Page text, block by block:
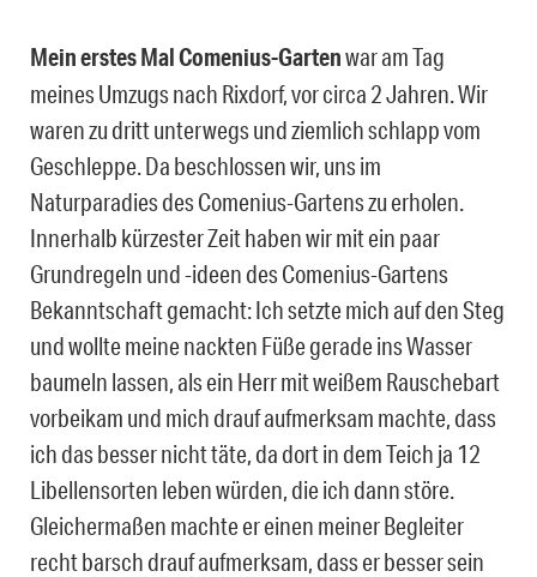
Mein erstes Mal Comenius-Gartenwar am Tag
meines Umzugs nach Rixdorf, vor circa 2 Jahren. Wir
waren zu dritt unterwegs und ziemlich schlapp vom
Geschleppe. Da beschlossen wir, uns im
Naturparadies des Comenius-Gartens zu erholen.
Innerhalb kürzester Zeit haben wir mit ein paar
Grundregeln und -ideen des Comenius-Gartens
Bekanntschaft gemacht: Ich setzte mich auf den Steg
und wollte meine nackten Füße gerade ins Wasser
baumeln lassen, als ein Herr mit weißem Rauschebart
vorbeikam und mich drauf aufmerksam machte, dass
ich das besser nicht täte, da dort in dem Teich ja 12
Libellensorten leben würden, die ich dann störe.
Gleichermaßen machte er einen meiner Begleiter
recht barsch drauf aufmerksam, dass er besser sein